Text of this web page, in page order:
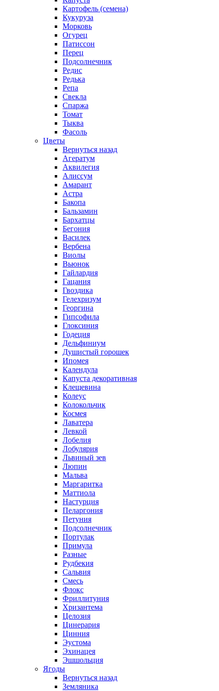
Картофель (семена)
Кукуруза
Морковь
Огурец
Патиссон
Перец
Подсолнечник
Редис
Редька
Репа
Свекла
Спаржа
Томат
Тыква
Фасоль
Цветы
Вернуться назад
Агератум
Аквилегия
Алиссум
Амарант
Астра
Бакопа
Бальзамин
Бархатцы
Бегония
Василек
Вербена
Виолы
Вьюнок
Гайлардия
Гацания
Гвоздика
Гелехризум
Георгина
Гипсофила
Глоксиния
Годеция
Дельфиниум
Душистый горошек
Ипомея
Календула
Капуста декоративная
Клещевина
Колеус
Колокольчик
Космея
Лаватера
Левкой
Лобелия
Лобулярия
Львиный зев
Люпин
Мальва
Маргаритка
Маттиола
Настурция
Пеларгония
Петуния
Подсолнечник
Портулак
Примула
Разные
Рудбекия
Сальвия
Смесь
Флокс
Фриллитуния
Хризантема
Целозия
Цинерария
Цинния
Эустома
Эхинацея
Эшшольция
Ягоды
Вернуться назад
Земляника